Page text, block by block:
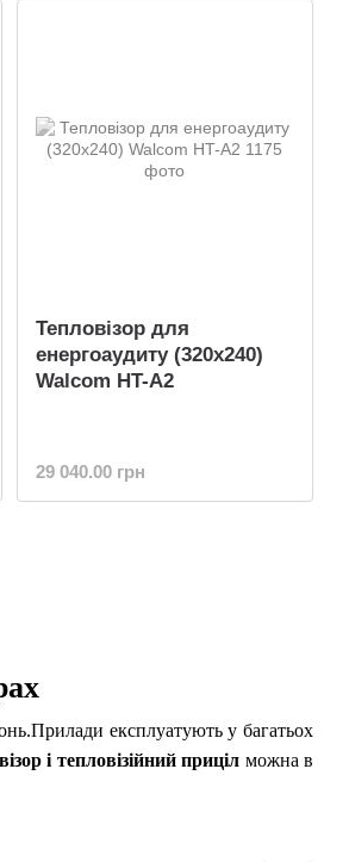
Прилади експлуатують у багатьох
і тепловізійний приціл можна в
Тепловізор для
енергоаудиту (320x240)
Walcom HT-A2
29 040.00 грн